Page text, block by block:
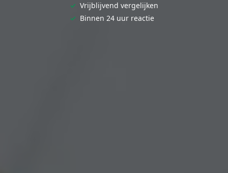
✓ Vrijblijvend vergelijken
✓ Binnen 24 uur reactie